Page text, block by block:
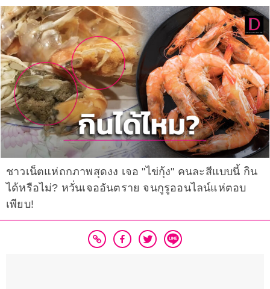
ชาวเน็ตแห่ถกภาพสุดงง เจอ "ไข่กุ้ง" คนละสีแบบนี้ กิน
ได้หรือไม่? หวั่นเจออันตราย จนกูรูออนไลน์แห่ตอบ
เพียบ!